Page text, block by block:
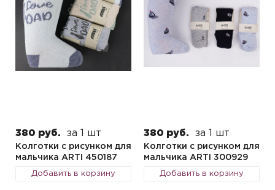
380 руб. за 1 шт
Колготки с рисунком для
мальчика ARTI 450187
Добавить в корзину
380 руб. за 1 шт
Колготки с рисунком для
мальчика ARTI 300929
Добавить в корзину